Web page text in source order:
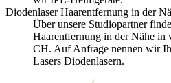
Diodenlaser Haarentfernung in der
Über unsere Studiopartner
Haarentfernung in der Nähe in
CH. Auf Anfrage nennen wir
Lasers Diodenlasern.